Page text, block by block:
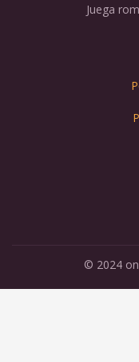
Juega
© 2024